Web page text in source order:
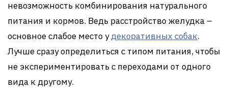
невозможность комбинирования натурального
питания и кормов. Ведь расстройство желудка –
основное слабое место удекоративных собак.
Лучше сразу определиться с типом питания, чтобы
не экспериментировать с переходами от одного
вида к другому.